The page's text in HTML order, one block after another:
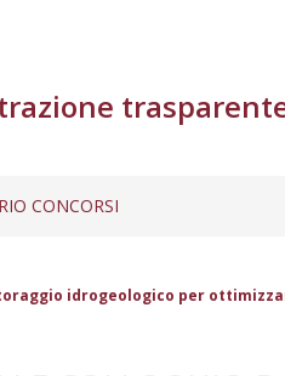
CONCORSI
idrogeologico per